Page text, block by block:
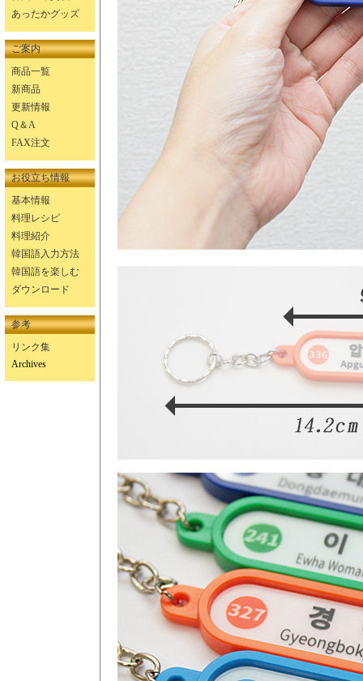
あったかグッズ
ご案内
商品一覧
新商品
更新情報
Q＆A
FAX注文
お役立ち情報
基本情報
料理レシピ
料理紹介
韓国語入力方法
韓国語を楽しむ
ダウンロード
参考
リンク集
Archives